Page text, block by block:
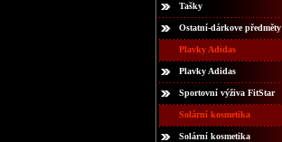
Tašky
Ostatní-dárkove předměty
Plavky Adidas
Plavky Adidas
Sportovní výživa FitStar
Solární kosmetika
Solární kosmetika